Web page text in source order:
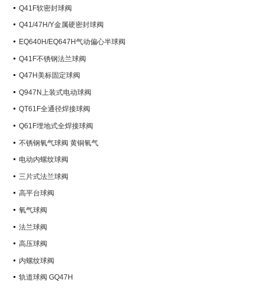
Q41F软密封球阀
Q41/47H/Y金属硬密封球阀
EQ640H/EQ647H气动偏心半球阀
Q41F不锈钢法兰球阀
Q47H美标固定球阀
Q947N上装式电动球阀
QT61F全通径焊接球阀
Q61F埋地式全焊接球阀
不锈钢氧气球阀 黄铜氧气
电动内螺纹球阀
三片式法兰球阀
高平台球阀
氧气球阀
法兰球阀
高压球阀
内螺纹球阀
轨道球阀 GQ47H